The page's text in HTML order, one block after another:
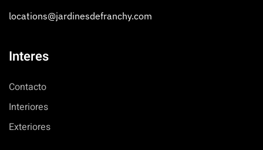
locations@jardinesdefranchy.com
Interes
Contacto
Interiores
Exteriores